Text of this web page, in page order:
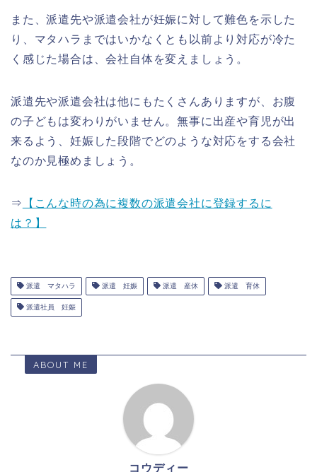
また、派遣先や派遣会社が妊娠に対して難色を示した
り、マタハラまではいかなくとも以前より対応が冷た
く感じた場合は、会社自体を変えましょう。
派遣先や派遣会社は他にもたくさんありますが、お腹
の子どもは変わりがいません。無事に出産や育児が出
来るよう、妊娠した段階でどのような対応をする会社
なのか見極めましょう。
⇒
【こんな時の為に複数の派遣会社に登録するに
は？】
派遣 マタハラ 派遣 妊娠 派遣 産休 派遣 育休
派遣社員 妊娠
ABOUT ME
コウディー